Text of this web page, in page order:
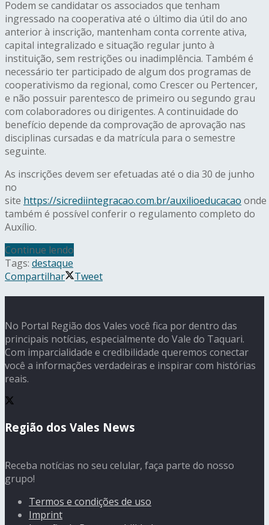
Podem se candidatar os associados que tenham
ingressado na cooperativa até o último dia útil do ano
anterior à inscrição, mantenham conta corrente ativa,
capital integralizado e situação regular junto à
instituição, sem restrições ou inadimplência. Também é
necessário ter participado de algum dos programas de
cooperativismo da regional, como Crescer ou Pertencer,
e não possuir parentesco de primeiro ou segundo grau
com colaboradores ou dirigentes. A continuidade do
benefício depende da comprovação de aprovação nas
disciplinas cursadas e da matrícula para o semestre
seguinte.
As inscrições devem ser efetuadas até o dia 30 de junho
no
site https://sicrediintegracao.com.br/auxilioeducacao onde
também é possível conferir o regulamento completo do
Auxílio.
Continue lendo
Tags: destaque
Compartilhar
Tweet
No Portal Região dos Vales você fica por dentro das
principais notícias, especialmente do Vale do Taquari.
Com imparcialidade e credibilidade queremos conectar
você a informações verdadeiras e inspirar com histórias
reais.
Região dos Vales News
Receba notícias no seu celular, faça parte do nosso
grupo!
Termos e condições de uso
Imprint